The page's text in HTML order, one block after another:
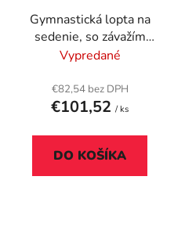
Gymnastická lopta na
sedenie, so závažím
proti odkotúľaniu, 65
svetlosivá
Vypredané
€82,54 bez DPH
€101,52 / ks
DO KOŠÍKA